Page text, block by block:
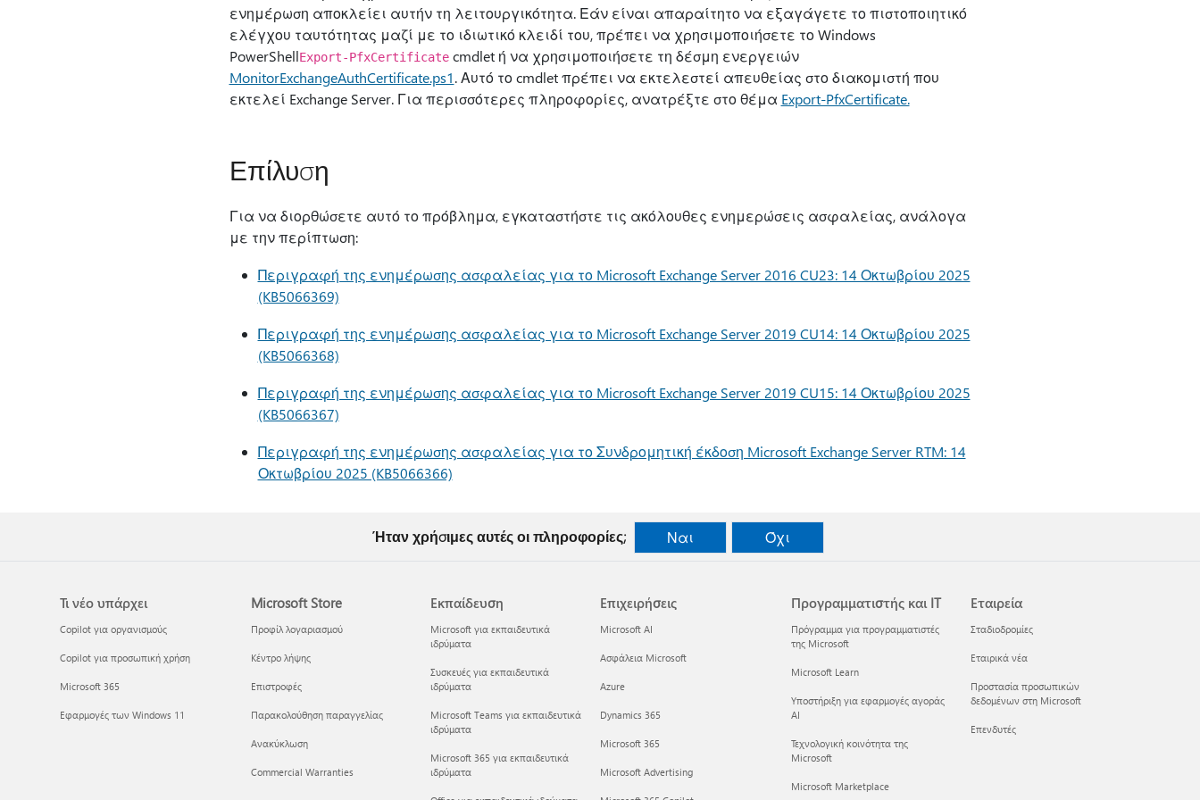
ενημέρωση αποκλείει αυτήν τη λειτουργικότητα. Εάν είναι απαραίτητο να εξαγάγετε το πιστοποιητικό
ελέγχου ταυτότητας μαζί με το ιδιωτικό κλειδί του, πρέπει να χρησιμοποιήσετε το Windows
PowerShellExport-PfxCertificatecmdlet ή να χρησιμοποιήσετε τη δέσμη ενεργειών
MonitorExchangeAuthCertificate.ps1. Αυτό το cmdlet πρέπει να εκτελεστεί απευθείας στο διακομιστή που
εκτελεί Exchange Server. Για περισσότερες πληροφορίες, ανατρέξτε στο θέμα Export-PfxCertificate.
Επίλυση
Για να διορθώσετε αυτό το πρόβλημα, εγκαταστήστε τις ακόλουθες ενημερώσεις ασφαλείας, ανάλογα
με την περίπτωση:
Περιγραφή της ενημέρωσης ασφαλείας για το Microsoft Exchange Server 2016 CU23: 14 Οκτωβρίου 2025
(KB5066369)
Περιγραφή της ενημέρωσης ασφαλείας για το Microsoft Exchange Server 2019 CU14: 14 Οκτωβρίου 2025
(KB5066368)
Περιγραφή της ενημέρωσης ασφαλείας για το Microsoft Exchange Server 2019 CU15: 14 Οκτωβρίου 2025
(KB5066367)
Περιγραφή της ενημέρωσης ασφαλείας για το Συνδρομητική έκδοση Microsoft Exchange Server RTM: 14
Οκτωβρίου 2025 (KB5066366)
Ήταν χρήσιμες αυτές οι πληροφορίες; Ναι Όχι
Τι νέο υπάρχει
Copilot για οργανισμούς
Copilot για προσωπική χρήση
Microsoft 365
Εφαρμογές των Windows 11
Microsoft Store
Προφίλ λογαριασμού
Κέντρο λήψης
Επιστροφές
Παρακολούθηση παραγγελίας
Ανακύκλωση
Commercial Warranties
Εκπαίδευση
Microsoft για εκπαιδευτικά
ιδρύματα
Συσκευές για εκπαιδευτικά
ιδρύματα
Microsoft Teams για εκπαιδευτικά
ιδρύματα
Microsoft 365 για εκπαιδευτικά
ιδρύματα
Επιχειρήσεις
Microsoft AI
Ασφάλεια Microsoft
Azure
Dynamics 365
Microsoft 365
Microsoft Advertising
Προγραμματιστής και IT
Πρόγραμμα για προγραμματιστές
της Microsoft
Microsoft Learn
Υποστήριξη για εφαρμογές αγοράς
AI
Τεχνολογική κοινότητα της
Microsoft
Microsoft Marketplace
Εταιρεία
Σταδιοδρομίες
Εταιρικά νέα
Προστασία προσωπικών
δεδομένων στη Microsoft
Επενδυτές